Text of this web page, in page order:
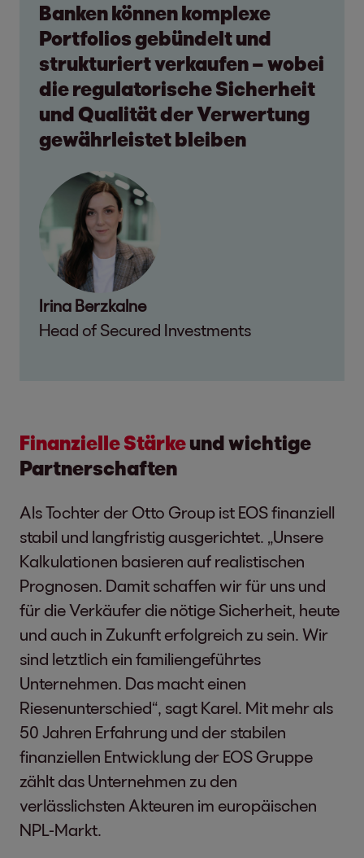
Banken können komplexe
Portfolios gebündelt und
strukturiert verkaufen – wobei
die regulatorische Sicherheit
und Qualität der Verwertung
gewährleistet bleiben
Irina Berzkalne
Head of Secured Investments
Finanzielle Stärkeund wichtige
Partnerschaften
Als Tochter der Otto Group ist EOS finanziell
stabil und langfristig ausgerichtet. „Unsere
Kalkulationen basieren auf realistischen
Prognosen. Damit schaffen wir für uns und
für die Verkäufer die nötige Sicherheit, heute
und auch in Zukunft erfolgreich zu sein. Wir
sind letztlich ein familiengeführtes
Unternehmen. Das macht einen
Riesenunterschied“, sagt Karel. Mit mehr als
50 Jahren Erfahrung und der stabilen
finanziellen Entwicklung der EOS Gruppe
zählt das Unternehmen zu den
verlässlichsten Akteuren im europäischen
NPL-Markt.